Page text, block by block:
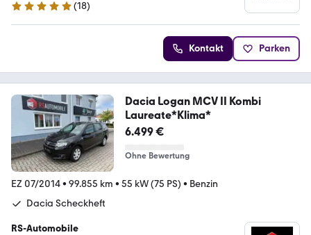
4.9 Sterne
(18)
Kontakt Parken
Dacia Logan MCV II Kombi
Laureate*Klima*
6.499 €
Ohne Bewertung
EZ 07/2014• 99.855 km • 55 kW (75 PS) • Benzin
Dacia Scheckheft
RS-Automobile